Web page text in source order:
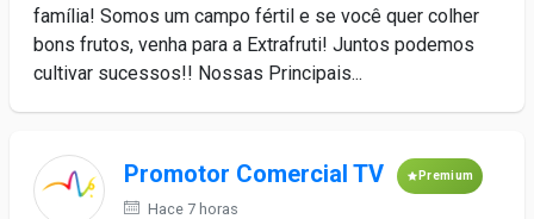
família! Somos um campo fértil e se você quer colher
bons frutos, venha para a Extrafruti! Juntos podemos
cultivar sucessos!! Nossas Principais...
Promotor Comercial TV Premium
Hace 7 horas